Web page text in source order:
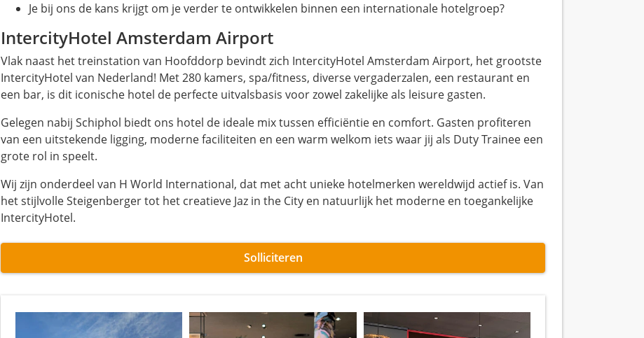
Je bij ons de kans krijgt om je verder te ontwikkelen binnen een internationale hotelgroep?
IntercityHotel Amsterdam Airport
Vlak naast het treinstation van Hoofddorp bevindt zich IntercityHotel Amsterdam Airport, het grootste
IntercityHotel van Nederland! Met 280 kamers, spa/fitness, diverse vergaderzalen, een restaurant en
een bar, is dit iconische hotel de perfecte uitvalsbasis voor zowel zakelijke als leisure gasten.
Gelegen nabij Schiphol biedt ons hotel de ideale mix tussen efficiëntie en comfort. Gasten profiteren
van een uitstekende ligging, moderne faciliteiten en een warm welkom iets waar jij als Duty Trainee een
grote rol in speelt.
Wij zijn onderdeel van H World International, dat met acht unieke hotelmerken wereldwijd actief is. Van
het stijlvolle Steigenberger tot het creatieve Jaz in the City en natuurlijk het moderne en toegankelijke
IntercityHotel.
Solliciteren